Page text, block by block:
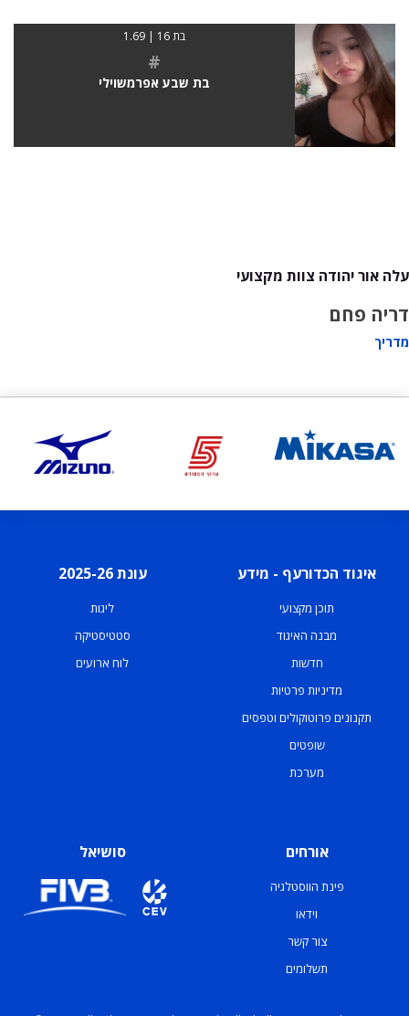
בת 16 | 1.69
#
בת שבע אפרמשוילי
עלה אור יהודה צוות מקצועי
דריה פחם
מדריך
איגוד הכדורעף - מידע
תוכן מקצועי
מבנה האיגוד
חדשות
מדיניות פרטיות
תקנונים פרוטוקולים וטפסים
שופטים
מערכת
עונת 2025-26
ליגות
סטטיסטיקה
לוח ארועים
אורחים
פינת הווסטלגיה
וידאו
צור קשר
תשלומים
סושיאל